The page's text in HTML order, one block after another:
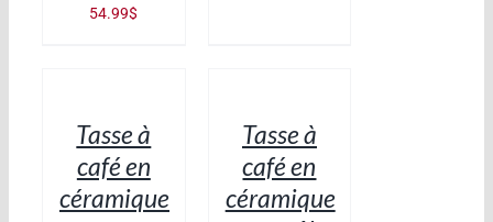
54.99$
DÉTAILSTasse à
café en
céramique
DÉTAILSTasse à
café en
céramique